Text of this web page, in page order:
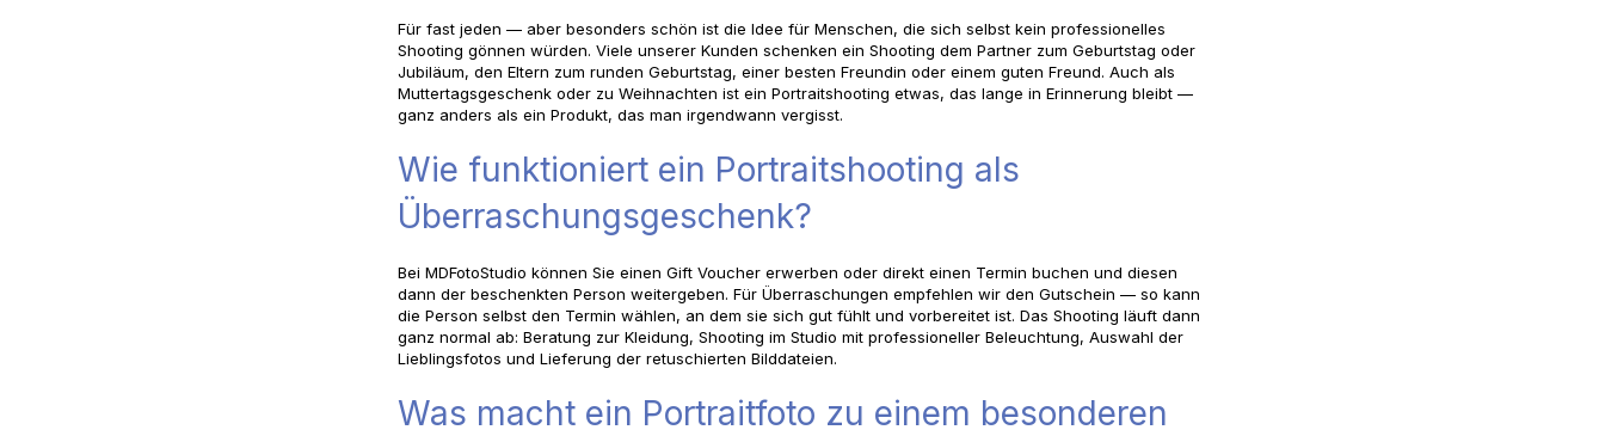
Für fast jeden — aber besonders schön ist die Idee für Menschen, die sich selbst kein professionelles
Shooting gönnen würden. Viele unserer Kunden schenken ein Shooting dem Partner zum Geburtstag oder
Jubiläum, den Eltern zum runden Geburtstag, einer besten Freundin oder einem guten Freund. Auch als
Muttertagsgeschenk oder zu Weihnachten ist ein Portraitshooting etwas, das lange in Erinnerung bleibt —
ganz anders als ein Produkt, das man irgendwann vergisst.
Wie funktioniert ein Portraitshooting als
Überraschungsgeschenk?
Bei MDFotoStudio können Sie einen Gift Voucher erwerben oder direkt einen Termin buchen und diesen
dann der beschenkten Person weitergeben. Für Überraschungen empfehlen wir den Gutschein — so kann
die Person selbst den Termin wählen, an dem sie sich gut fühlt und vorbereitet ist. Das Shooting läuft dann
ganz normal ab: Beratung zur Kleidung, Shooting im Studio mit professioneller Beleuchtung, Auswahl der
Lieblingsfotos und Lieferung der retuschierten Bilddateien.
Was macht ein Portraitfoto zu einem besonderen